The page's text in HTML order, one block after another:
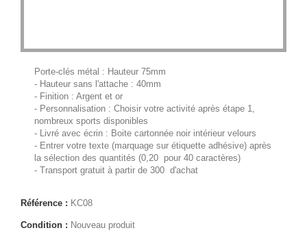
Porte-clés métal : Hauteur 75mm
- Hauteur sans l'attache : 40mm
- Finition : Argent et or
- Personnalisation : Choisir votre activité après étape 1,
nombreux sports disponibles
- Livré avec écrin : Boite cartonnée noir intérieur velours
- Entrer votre texte (marquage sur étiquette adhésive) après
la sélection des quantités (0,20  pour 40 caractères)
- Transport gratuit à partir de 300  d'achat
Référence : KC08
Condition : Nouveau produit